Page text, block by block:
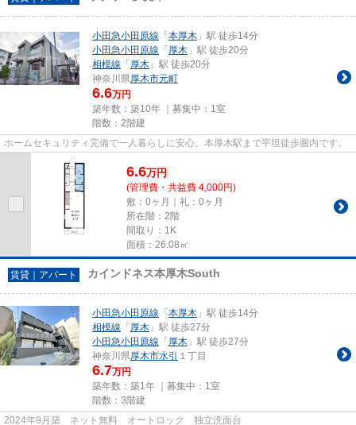
小田急小田原線 「本厚木 」駅 徒歩14分
小田急小田原線 「厚木 」駅 徒歩20分
相模線 「厚木 」駅 徒歩20分
神奈川県厚木市元町
6.6万円
築年数：築10年 ｜募集中： 1室
階数：2階建
ホームセキュリティ完備で一人暮らしに安心。本厚木駅まで平坦徒歩圏内です。
6.6万円
(管理費・共益費 4,000円)
敷：0ヶ月｜礼：0ヶ月
所在階：2階
間取り：1K
面積：26.08㎡
賃貸｜アパート カインドネス本厚木South
小田急小田原線 「本厚木 」駅 徒歩14分
相模線 「厚木 」駅 徒歩27分
小田急小田原線 「厚木 」駅 徒歩27分
神奈川県厚木市水引 １丁目
6.7万円
築年数：築1年 ｜募集中： 1室
階数：3階建
2024年9月築 ネット無料 オートロック 独立洗面台